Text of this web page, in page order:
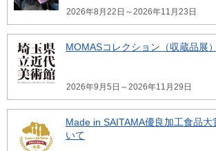
2026年8月22日～2026年11月23日
MOMASコレクション（収蔵品展
2026年9月5日～2026年11月29日
Made in SAITAMA優良加工食品
いて